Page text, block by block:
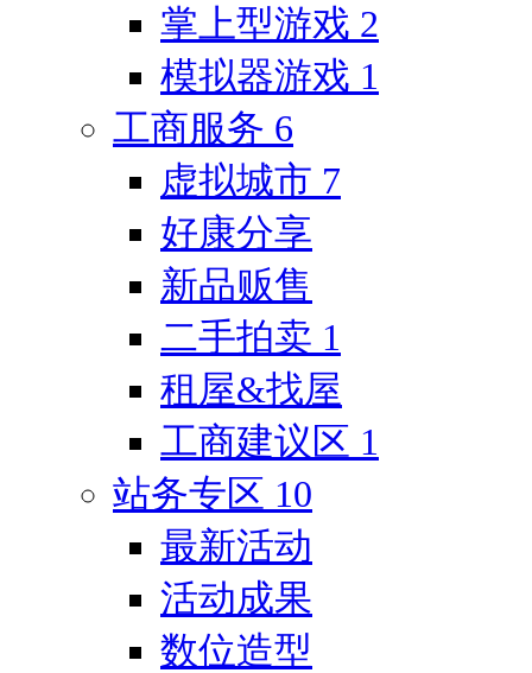
掌上型游戏 2
模拟器游戏 1
工商服务 6
虚拟城市 7
好康分享
新品贩售
二手拍卖 1
租屋&找屋
工商建议区 1
站务专区 10
最新活动
活动成果
数位造型